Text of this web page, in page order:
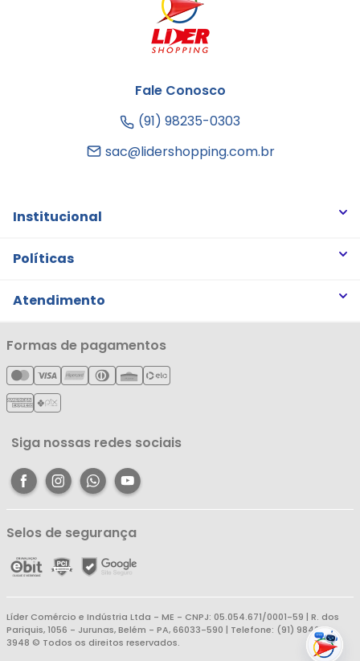
Fale Conosco
(91) 98235-0303
sac@lidershopping.com.br
Institucional
Quem somos
Notícias
Cartão Líderzan
Políticas
Trocas e Devoluções
Política de Privacidade
Política de Entrega
Política de Reembolso
Atendimento
Minha Conta
Meus Pedidos
Meus Favoritos
Central de Atendimento
Formas de pagamentos
Siga nossas redes sociais
Selos de segurança
Líder Comércio e Indústria Ltda - ME - CNPJ: 05.054.671/0001-59 | R. dos
Pariquis, 1056 - Jurunas, Belém - PA, 66033-590 | Telefone: (91) 98403-
3948 © Todos os direitos reservados.